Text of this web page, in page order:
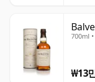
700ml
₩13